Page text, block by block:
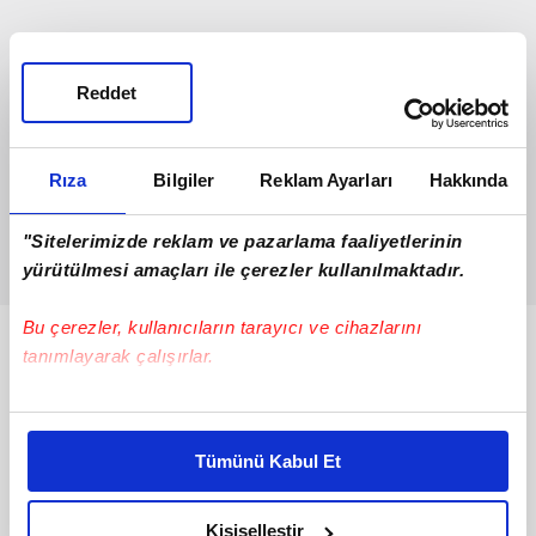
Rıza Bilgiler Reklam Ayarları Hakkında
"Sitelerimizde reklam ve pazarlama faaliyetlerinin
yürütülmesi amaçları ile çerezler kullanılmaktadır.
Bu çerezler, kullanıcıların tarayıcı ve cihazlarını
tanımlayarak çalışırlar.
Bu çerezlere izin vermeniz halinde sizlere özel
daha iyi reklam deneyimi yaşatabiliriz. Bunu yaparken
amacımızın size daha iyi bir reklam deneyimi sunmak
olduğunu ve sizlere en iyi içerikleri sunabilmek adına
Tümünü Kabul Et
Kişiselleştir
Reddet
Bunlar da Var